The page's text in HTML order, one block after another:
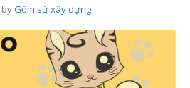
byGốm sứ xây dựng